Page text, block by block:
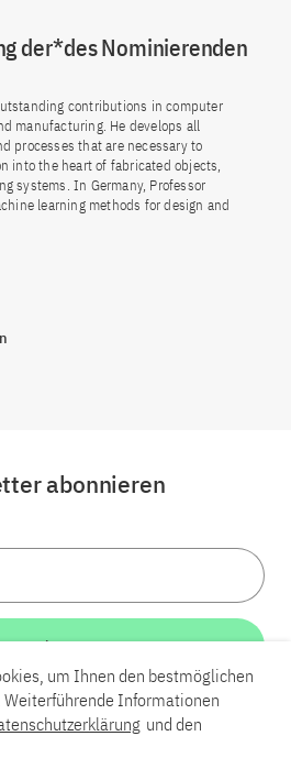
der*des Nominierenden
contributions in computer
manufacturing. He develops all
processes that are necessary to
into the heart of fabricated objects,
systems. In Germany, Professor
learning methods for design and
BlueskyYouTube
abonnieren
Weiter
um Ihnen den bestmöglichen
Weiterführende Informationen
und den